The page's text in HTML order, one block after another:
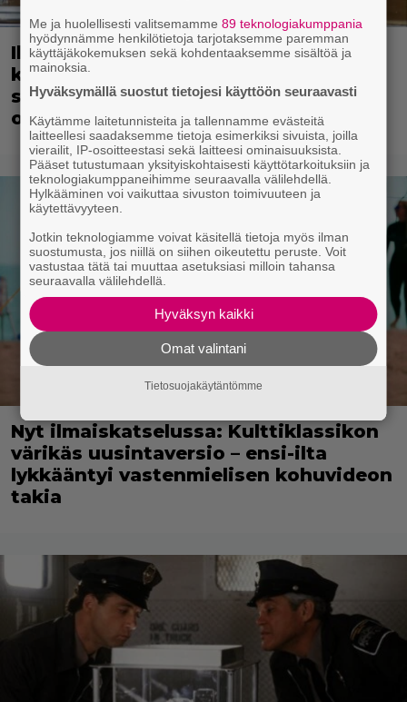
Illalla tv:ssä: Tähtikaksikon kemia
kantaa Hollywoodin rikoskomediaa –
suomalainen este kaatoi jatko-
osahaaveet
Nyt ilmaiskatselussa: Kulttiklassikon
värikäs uusintaversio – ensi-ilta
lykkääntyi vastenmielisen kohuvideon
takia
Me ja huolellisesti valitsemamme89 teknologiakumppania
hyödynnämme henkilötietoja tarjotaksemme paremman
käyttäjäkokemuksen sekä kohdentaaksemme sisältöä ja
mainoksia.
Hyväksymällä suostut tietojesi käyttöön seuraavasti
Käytämme laitetunnisteita ja tallennamme evästeitä
laitteellesi saadaksemme tietoja esimerkiksi sivuista, joilla
vierailit, IP-osoitteestasi sekä laitteesi ominaisuuksista.
Pääset tutustumaan yksityiskohtaisesti käyttötarkoituksiin ja
teknologiakumppaneihimme seuraavalla välilehdellä.
Hylkääminen voi vaikuttaa sivuston toimivuuteen ja
käytettävyyteen.
Jotkin teknologiamme voivat käsitellä tietoja myös ilman
suostumusta, jos niillä on siihen oikeutettu peruste. Voit
vastustaa tätä tai muuttaa asetuksiasi milloin tahansa
seuraavalla välilehdellä.
Hyväksyn kaikki
Omat valintani
Tietosuojakäytäntömme